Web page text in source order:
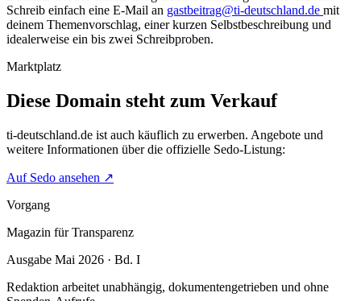
Schreib einfach eine E-Mail an gastbeitrag@ti-deutschland.de mit
deinem Themenvorschlag, einer kurzen Selbstbeschreibung und
idealerweise ein bis zwei Schreibproben.
Marktplatz
Diese Domain steht zum Verkauf
ti-deutschland.de ist auch käuflich zu erwerben. Angebote und
weitere Informationen über die offizielle Sedo-Listung:
Auf Sedo ansehen ↗
Vorgang
Magazin für Transparenz
Ausgabe Mai 2026 · Bd. I
Redaktion arbeitet unabhängig, dokumentengetrieben und ohne